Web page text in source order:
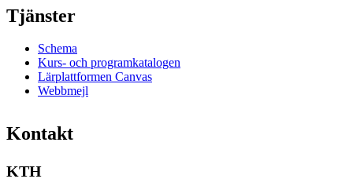
Tjänster
Schema
Kurs- och programkatalogen
Lärplattformen Canvas
Webbmejl
Kontakt
KTH